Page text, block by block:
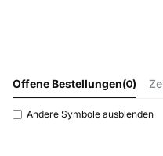
Offene Bestellungen(0)
Andere Symbole ausblenden